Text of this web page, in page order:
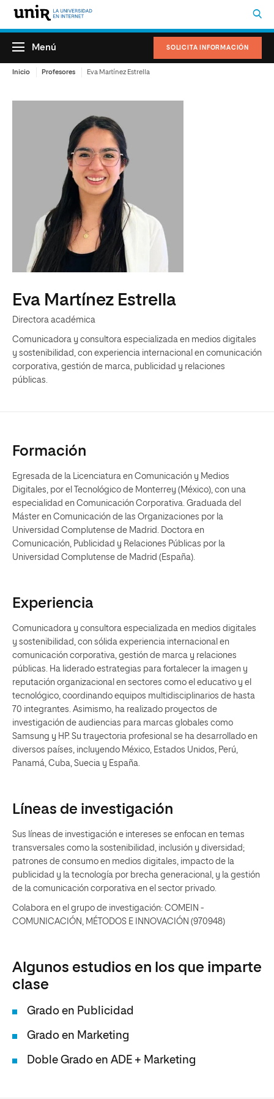
SOLICITA INFORMACIÓN
Menú
Inicio Profesores Eva Martínez Estrella
Eva Martínez Estrella
Directora académica
Comunicadora y consultora especializada en medios digitales
y sostenibilidad, con experiencia internacional en comunicación
corporativa, gestión de marca, publicidad y relaciones
públicas.
Formación
Egresada de la Licenciatura en Comunicación y Medios
Digitales, por el Tecnológico de Monterrey (México), con una
especialidad en Comunicación Corporativa. Graduada del
Máster en Comunicación de las Organizaciones por la
Universidad Complutense de Madrid. Doctora en
Comunicación, Publicidad y Relaciones Públicas por la
Universidad Complutense de Madrid (España).
Experiencia
Comunicadora y consultora especializada en medios digitales
y sostenibilidad, con sólida experiencia internacional en
comunicación corporativa, gestión de marca y relaciones
públicas. Ha liderado estrategias para fortalecer la imagen y
reputación organizacional en sectores como el educativo y el
tecnológico, coordinando equipos multidisciplinarios de hasta
70 integrantes. Asimismo, ha realizado proyectos de
investigación de audiencias para marcas globales como
Samsung y HP. Su trayectoria profesional se ha desarrollado en
diversos países, incluyendo México, Estados Unidos, Perú,
Panamá, Cuba, Suecia y España.
Líneas de investigación
Sus líneas de investigación e intereses se enfocan en temas
transversales como la sostenibilidad, inclusión y diversidad;
patrones de consumo en medios digitales, impacto de la
publicidad y la tecnología por brecha generacional, y la gestión
de la comunicación corporativa en el sector privado.
Colabora en el grupo de investigación: COMEIN -
COMUNICACIÓN, MÉTODOS E INNOVACIÓN (970948)
Algunos estudios en los que imparte
clase
Grado en Publicidad
Grado en Marketing
Doble Grado en ADE + Marketing